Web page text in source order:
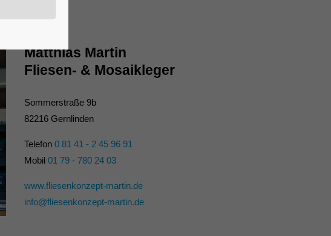
Matthias Martin
Fliesen- & Mosaikleger
Sommerstraße 9b
82216 Gernlinden
Telefon 0 81 41 - 2 45 96 91
Mobil 01 79 - 780 24 03
www.fliesenkonzept-martin.de
info@fliesenkonzept-martin.de